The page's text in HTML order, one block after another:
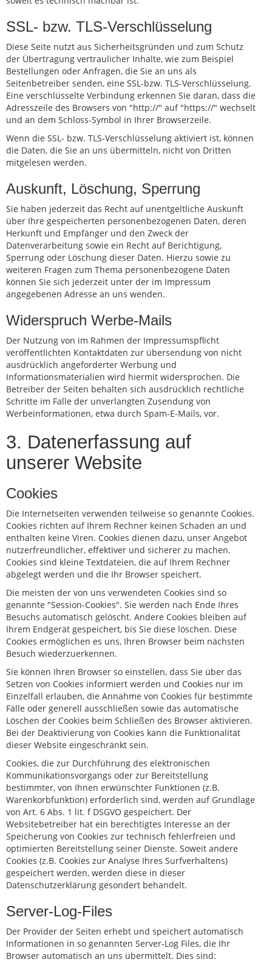
SSL- bzw. TLS-Verschlüsselung
Diese Seite nutzt aus Sicherheitsgründen und zum Schutz
der Übertragung vertraulicher Inhalte, wie zum Beispiel
Bestellungen oder Anfragen, die Sie an uns als
Seitenbetreiber senden, eine SSL-bzw. TLS-Verschlüsselung.
Eine verschlüsselte Verbindung erkennen Sie daran, dass die
Adresszeile des Browsers von "http://" auf "https://" wechselt
und an dem Schloss-Symbol in Ihrer Browserzeile.
Wenn die SSL- bzw. TLS-Verschlüsselung aktiviert ist, können
die Daten, die Sie an uns übermitteln, nicht von Dritten
mitgelesen werden.
Auskunft, Löschung, Sperrung
Sie haben jederzeit das Recht auf unentgeltliche Auskunft
über Ihre gespeicherten personenbezogenen Daten, deren
Herkunft und Empfänger und den Zweck der
Datenverarbeitung sowie ein Recht auf Berichtigung,
Sperrung oder Löschung dieser Daten. Hierzu sowie zu
weiteren Fragen zum Thema personenbezogene Daten
können Sie sich jederzeit unter der im Impressum
angegebenen Adresse an uns wenden.
Widerspruch Werbe-Mails
Der Nutzung von im Rahmen der Impressumspflicht
veröffentlichten Kontaktdaten zur übersendung von nicht
ausdrücklich angeforderter Werbung und
Informationsmaterialien wird hiermit widersprochen. Die
Betreiber der Seiten behalten sich ausdrücklich rechtliche
Schritte im Falle der unverlangten Zusendung von
Werbeinformationen, etwa durch Spam-E-Mails, vor.
3. Datenerfassung auf
unserer Website
Cookies
Die Internetseiten verwenden teilweise so genannte Cookies.
Cookies richten auf Ihrem Rechner keinen Schaden an und
enthalten keine Viren. Cookies dienen dazu, unser Angebot
nutzerfreundlicher, effektiver und sicherer zu machen.
Cookies sind kleine Textdateien, die auf Ihrem Rechner
abgelegt werden und die Ihr Browser speichert.
Die meisten der von uns verwendeten Cookies sind so
genannte "Session-Cookies". Sie werden nach Ende Ihres
Besuchs automatisch gelöscht. Andere Cookies bleiben auf
Ihrem Endgerät gespeichert, bis Sie diese löschen. Diese
Cookies ermöglichen es uns, Ihren Browser beim nächsten
Besuch wiederzuerkennen.
Sie können Ihren Browser so einstellen, dass Sie über das
Setzen von Cookies informiert werden und Cookies nur im
Einzelfall erlauben, die Annahme von Cookies für bestimmte
Fälle oder generell ausschließen sowie das automatische
Löschen der Cookies beim Schließen des Browser aktivieren.
Bei der Deaktivierung von Cookies kann die Funktionalität
dieser Website eingeschränkt sein.
Cookies, die zur Durchführung des elektronischen
Kommunikationsvorgangs oder zur Bereitstellung
bestimmter, von Ihnen erwünschter Funktionen (z.B.
Warenkorbfunktion) erforderlich sind, werden auf Grundlage
von Art. 6 Abs. 1 lit. f DSGVO gespeichert. Der
Websitebetreiber hat ein berechtigtes Interesse an der
Speicherung von Cookies zur technisch fehlerfreien und
optimierten Bereitstellung seiner Dienste. Soweit andere
Cookies (z.B. Cookies zur Analyse Ihres Surfverhaltens)
gespeichert werden, werden diese in dieser
Datenschutzerklärung gesondert behandelt.
Server-Log-Files
Der Provider der Seiten erhebt und speichert automatisch
Informationen in so genannten Server-Log Files, die Ihr
Browser automatisch an uns übermittelt. Dies sind: